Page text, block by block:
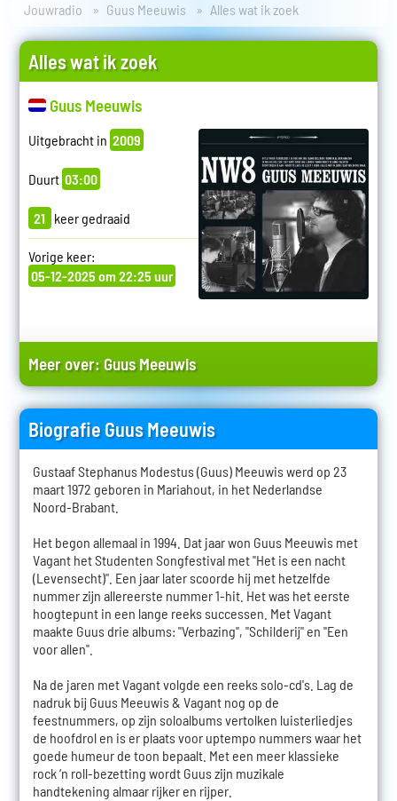
Jouwradio Guus Meeuwis Alles wat ik zoek
Alles wat ik zoek
Guus Meeuwis
Uitgebracht in 2009
Duurt 03:00
21 keer gedraaid
Vorige keer:
05-12-2025 om 22:25 uur
Meer over: Guus Meeuwis
Biografie Guus Meeuwis
Gustaaf Stephanus Modestus (Guus) Meeuwis werd op 23
maart 1972 geboren in Mariahout, in het Nederlandse
Noord-Brabant.
Het begon allemaal in 1994. Dat jaar won Guus Meeuwis met
Vagant het Studenten Songfestival met "Het is een nacht
(Levensecht)". Een jaar later scoorde hij met hetzelfde
nummer zijn allereerste nummer 1-hit. Het was het eerste
hoogtepunt in een lange reeks successen. Met Vagant
maakte Guus drie albums: "Verbazing", "Schilderij" en "Een
voor allen".
Na de jaren met Vagant volgde een reeks solo-cd's. Lag de
nadruk bij Guus Meeuwis & Vagant nog op de
feestnummers, op zijn soloalbums vertolken luisterliedjes
de hoofdrol en is er plaats voor uptempo nummers waar het
goede humeur de toon bepaalt. Met een meer klassieke
rock ‘n roll-bezetting wordt Guus zijn muzikale
handtekening almaar rijker en rijper.